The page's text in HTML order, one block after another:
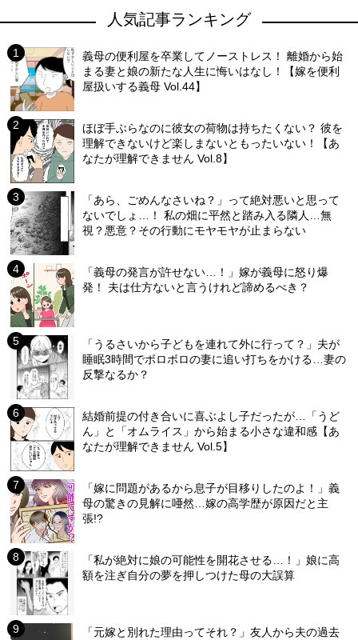
人気記事ランキング
義母の便利屋を卒業してノーストレス！ 離婚から始
まる妻と娘の新たな人生に悔いはなし！【嫁を便利
屋扱いする義母 Vol.44】
ほぼ手ぶらなのに彼女の荷物は持ちたくない？ 彼を
理解できないけど楽しまないともったいない！【あ
なたが理解できません Vol.8】
「あら、ごめんなさいね？」って絶対悪いと思って
ないでしょ…！ 私の畑に平然と踏み入る隣人…無
視？悪意？その行動にモヤモヤが止まらない
「義母の発言が許せない…！」嫁が義母に怒り爆
発！ 夫は仕方ないと言うけれど諦めるべき？
「うるさいから子どもを連れて外に行って？」夫が
睡眠3時間でボロボロの妻に追い打ちをかける…妻の
反撃なるか？
結婚前提の付き合いに喜ぶよし子だったが…「うど
ん」と「オムライス」から始まる小さな違和感【あ
なたが理解できません Vol.5】
「嫁に問題があるから息子が目移りしたのよ！」義
母の驚きの見解に唖然…嫁の高学歴が原因だと主
張!?
「私が絶対に娘の可能性を開花させる…！」娘に高
額を注ぎ自分の夢を押しつけた母の大誤算
「元嫁と別れた理由ってそれ？」友人から夫の過去